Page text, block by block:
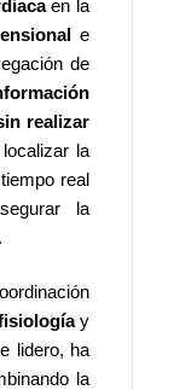
en la
e
de
realizar
localizar la
real
la
y
lidero, ha
la